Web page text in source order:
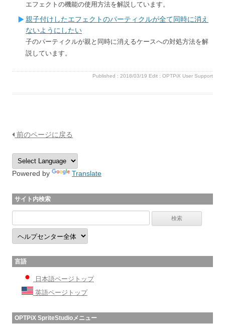
エフェクトの機能の使用方法を解説しています。
親子付けしたエフェクトのパーティクルが全て同時に消え
ないようにしたい
子のパーティクルが親と同時に消えるケースへの対処方法を解
説しています。
Published : 2018/03/19 Edit : OPTPiX User Support
前のページに戻る
Powered by Translate
サイト内検索
言語
日本語ページトップ
英語ページトップ
OPTPiX SpriteStudioメニュー